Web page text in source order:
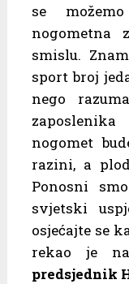
se
nogometna
smislu.
sport broj
nego
nogomet
razini, a
Ponosni
svjetski
osjećajte se
rekao je
predsjednik